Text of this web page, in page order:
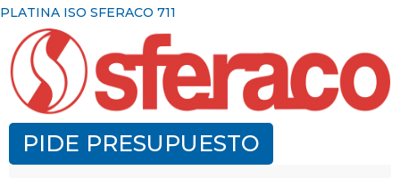
PLATINA ISO SFERACO 711
PIDE PRESUPUESTO